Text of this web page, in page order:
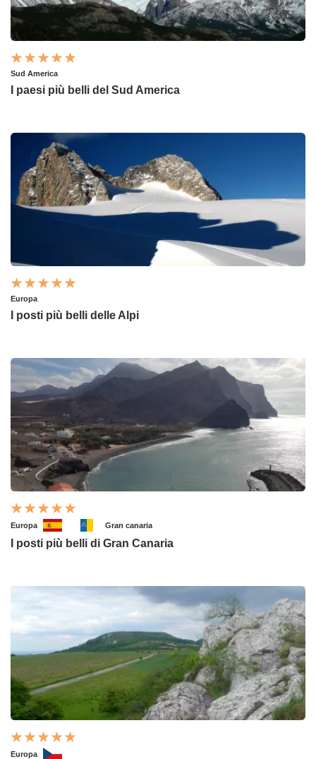
Sud America
I paesi più belli del Sud America
Europa
I posti più belli delle Alpi
Europa Gran canaria
I posti più belli di Gran Canaria
Europa